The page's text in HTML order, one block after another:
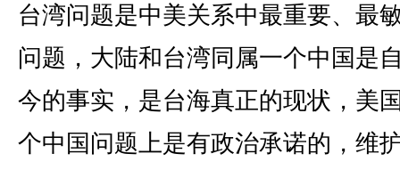
台湾问题是中美关系中最重要、最
问题，大陆和台湾同属一个中国是
今的事实，是台海真正的现状，美
个中国问题上是有政治承诺的，维